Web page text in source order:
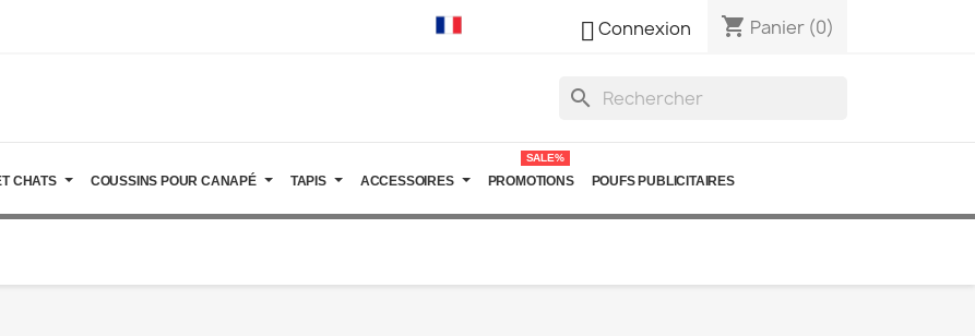
Connexion shopping_cart Panier (0)
search
CHATS COUSSINS POUR CANAPÉ TAPIS ACCESSOIRES PROMOTIONS
SALE%
POUFS PUBLICITAIRES